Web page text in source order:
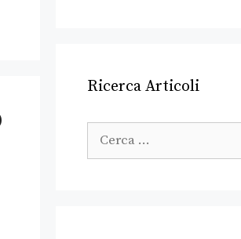
Ricerca Articoli